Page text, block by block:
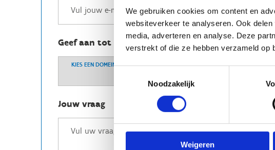
We gebruiken cookies om content en
websiteverkeer te analyseren. Ook
media, adverteren en analyse. Deze
verstrekt of die ze hebben verzameld op
Noodzakelijk
Weigeren
Geef aan tot welk domein jouw vraag behoort
KIES EEN DOMEIN
Jouw vraag